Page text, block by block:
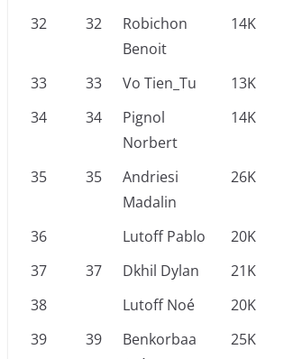
32 32
Robichon
Benoit
14K
33 33 Vo Tien_Tu 13K
34
34
Pignol
Norbert
14K
35 35
Andriesi
Madalin
26K
36 Lutoff Pablo 20K
37
37 Dkhil Dylan 21K
38
Lutoff Noé 20K
39
39
Benkorbaa
25K